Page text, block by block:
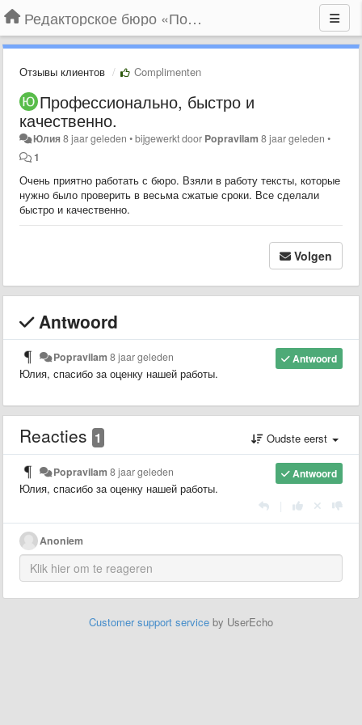
Редакторское бюро «По правилам»
Отзывы клиентов Complimenten
Профессионально, быстро и
качественно.
Юлия8 jaar geleden •bijgewerkt door Popravilam 8 jaar geleden •
1
Очень приятно работать с бюро. Взяли в работу тексты, которые
нужно было проверить в весьма сжатые сроки. Все сделали
быстро и качественно.
Volgen
Antwoord
Antwoord
Popravilam 8 jaar geleden
Юлия, спасибо за оценку нашей работы.
Reacties 1 Oudste eerst
Antwoord
Popravilam 8 jaar geleden
Юлия, спасибо за оценку нашей работы.
Anoniem
Customer support service by UserEcho